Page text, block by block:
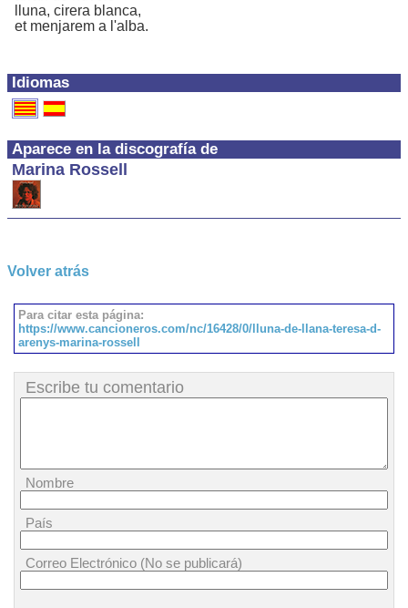
Idiomas
Aparece en la discografía de
Marina Rossell
lluna, cirera blanca,
et menjarem a l'alba.
Volver atrás
Para citar esta página:
https://www.cancioneros.com/nc/16428/0/lluna-de-llana-teresa-d-
arenys-marina-rossell
Escribe tu comentario
Nombre
País
Correo Electrónico (No se publicará)